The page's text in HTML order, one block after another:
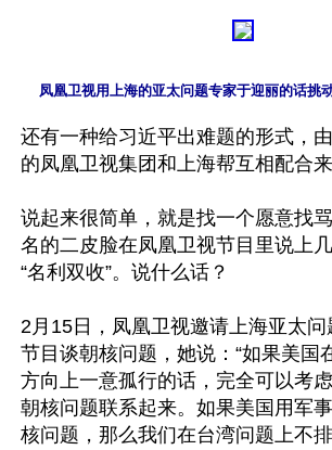
还有一种给习近平出难题的形式，
的凤凰卫视集团和上海帮互相配合来
说起来很简单，就是找一个愿意找
名的二皮脸在凤凰卫视节目里说上
“名利双收”。说什么话？
2月15日，凤凰卫视邀请上海亚太
节目谈朝核问题，她说：“如果美国
方向上一意孤行的话，完全可以考
朝核问题联系起来。如果美国用军
核问题，那么我们在台湾问题上不